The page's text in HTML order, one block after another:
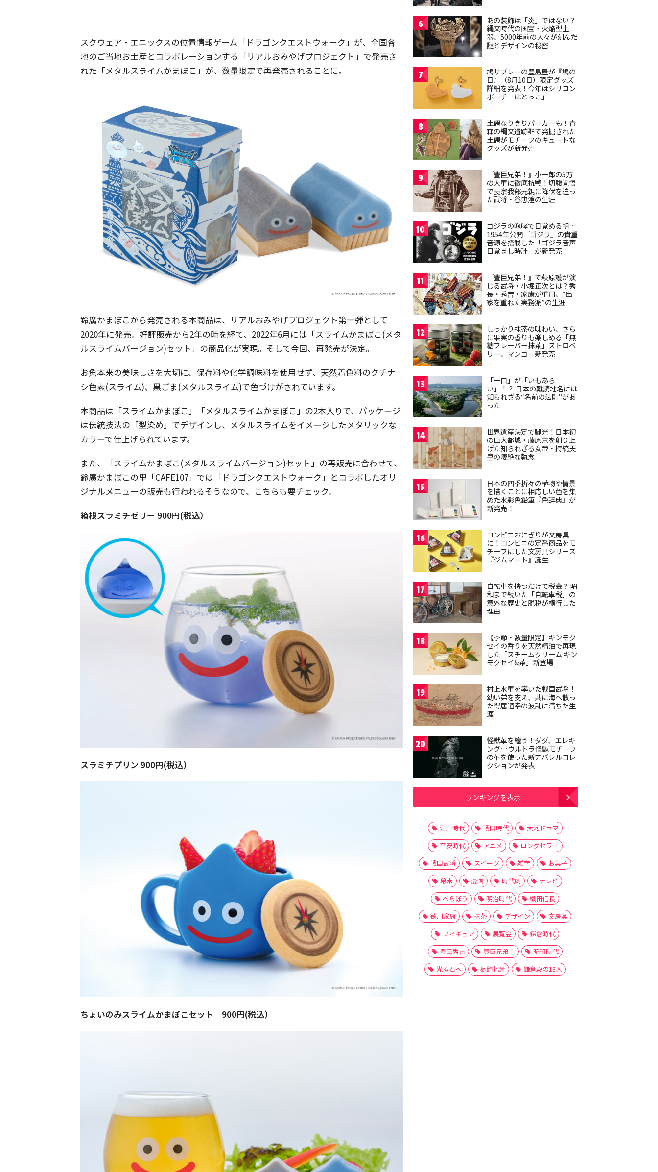
スクウェア・エニックスの位置情報ゲーム「ドラゴンクエストウォーク」が、全国各
地のご当地お土産とコラボレーションする「リアルおみやげプロジェクト」で発売さ
れた「メタルスライムかまぼこ」が、数量限定で再発売されることに。
鈴廣かまぼこから発売される本商品は、リアルおみやげプロジェクト第一弾として
2020年に発売。好評販売から2年の時を経て、2022年6月には「スライムかまぼこ(メタ
ルスライムバージョン)セット」の商品化が実現。そして今回、再発売が決定。
お魚本来の美味しさを大切に、保存料や化学調味料を使用せず、天然着色料のクチナ
シ色素(スライム)、黒ごま(メタルスライム)で色づけがされています。
本商品は「スライムかまぼこ」「メタルスライムかまぼこ」の2本入りで、パッケージ
は伝統技法の「型染め」でデザインし、メタルスライムをイメージしたメタリックな
カラーで仕上げられています。
また、「スライムかまぼこ(メタルスライムバージョン)セット」の再販売に合わせて、
鈴廣かまぼこの里「CAFE107」では「ドラゴンクエストウォーク」とコラボしたオリ
ジナルメニューの販売も行われるそうなので、こちらも要チェック。
箱根スラミチゼリー 900円(税込）
スラミチプリン 900円(税込）
ちょいのみスライムかまぼこセット 900円(税込）
6
あの装飾は「炎」ではない？
縄文時代の国宝・火焔型土
器、5000年前の人々が刻んだ
謎とデザインの秘密
7
鳩サブレーの豊島屋が『鳩の
日』（8月10日）限定グッズ
詳細を発表！今年はシリコン
ポーチ「はとっこ」
8
土偶なりきりパーカーも！青
森の縄文遺跡群で発掘された
土偶がモチーフのキュートな
グッズが新発売
9
『豊臣兄弟！』小一郎の5万
の大軍に徹底抗戦！切腹覚悟
で長宗我部元親に降伏を迫っ
た武将・谷忠澄の生涯
10
ゴジラの咆哮で目覚める朝…
1954年公開『ゴジラ』の貴重
音源を搭載した「ゴジラ音声
目覚まし時計」が新発売
11
『豊臣兄弟！』で萩原護が演
じる武将・小堀正次とは？秀
長・秀吉・家康が重用、“出
家を重ねた実務派”の生涯
12
しっかり抹茶の味わい、さら
に果実の香りも楽しめる「無
糖フレーバー抹茶」ストロベ
リー、マンゴー新発売
13
「一口」が「いもあら
い」！？ 日本の難読地名には
知られざる“名前の法則”があ
った
14
世界遺産決定で脚光！日本初
の巨大都城・藤原京を創り上
げた知られざる女帝・持統天
皇の凄絶な執念
15
日本の四季折々の植物や情景
を描くことに相応しい色を集
めた水彩色鉛筆『色辞典』が
新発売！
16
コンビニおにぎりが文房具
に！コンビニの定番商品をモ
チーフにした文房具シリーズ
『ジムマート』誕生
17
自転車を持つだけで税金？ 昭
和まで続いた「自転車税」の
意外な歴史と脱税が横行した
理由
18
【季節・数量限定】キンモク
セイの香りを天然精油で再現
した「スチームクリーム キン
モクセイ&茶」新登場
19
村上水軍を率いた戦国武将！
幼い弟を支え、共に海へ散っ
た得居通幸の波乱に満ちた生
涯
20
怪獣革を纏う！ダダ、エレキ
ング…ウルトラ怪獣モチーフ
の革を使った新アパレルコレ
クションが発表
ランキングを表示
江戸時代 戦国時代
大河ドラマ
平安時代
アニメ
ロングセラー
戦国武将
スイーツ 雑学
お菓子
幕末
漫画 時代劇
テレビ
べらぼう
明治時代
織田信長
徳川家康
抹茶 デザイン
文房具
フィギュア
展覧会
鎌倉時代
豊臣秀吉
豊臣兄弟！
昭和時代
光る君へ
葛飾北斎 鎌倉殿の13人